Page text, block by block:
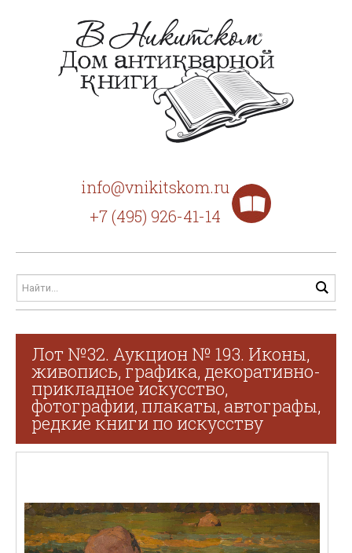
info@vnikitskom.ru
+7 (495) 926-41-14
Лот №32. Аукцион № 193. Иконы,
живопись, графика, декоративно-
прикладное искусство,
фотографии, плакаты, автографы,
редкие книги по искусству